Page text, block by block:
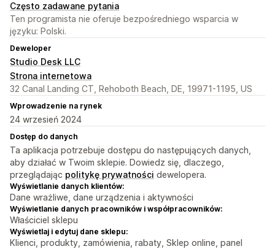
Często zadawane pytania
Ten programista nie oferuje bezpośredniego wsparcia w
języku: Polski.
Deweloper
Studio Desk LLC
Strona internetowa
32 Canal Landing CT, Rehoboth Beach, DE, 19971-1195, US
Wprowadzenie na rynek
24 wrzesień 2024
Dostęp do danych
Ta aplikacja potrzebuje dostępu do następujących danych,
aby działać w Twoim sklepie. Dowiedz się, dlaczego,
przeglądając politykę prywatności dewelopera.
Wyświetlanie danych klientów:
Dane wrażliwe, dane urządzenia i aktywności
Wyświetlanie danych pracowników i współpracowników:
Właściciel sklepu
Wyświetlaj i edytuj dane sklepu:
Klienci, produkty, zamówienia, rabaty, Sklep online, panel